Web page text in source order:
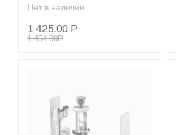
Нет в наличии
1 425.00 Р
1 454.00Р